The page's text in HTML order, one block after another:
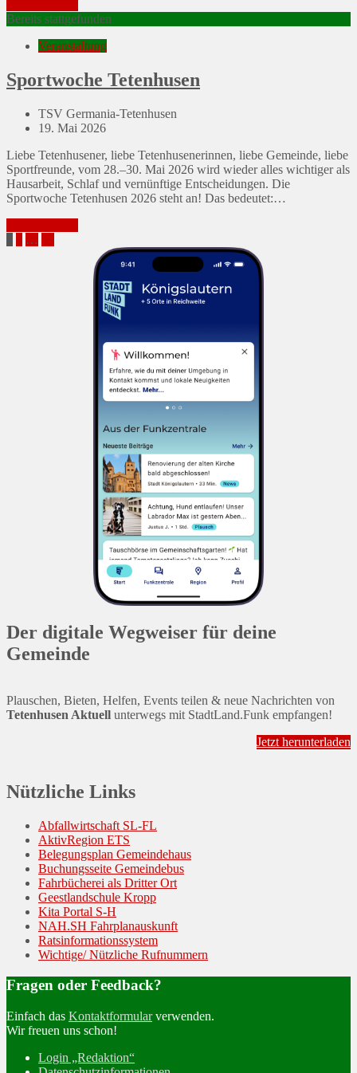
Bereits stattgefunden
Veranstaltung
Sportwoche Tetenhusen
TSV Germania-Tetenhusen
Posted
19. Mai 2026
Liebe Tetenhusener, liebe Tetenhusenerinnen, liebe Gemeinde, liebe
Sportfreunde, vom 28.–30. Mai 2026 wird wieder alles wichtiger als
Hausarbeit, Schlaf und vernünftige Entscheidungen. Die
Sportwoche Tetenhusen 2026 steht an! Das bedeutet:…
Seitennummerierung
…
Der digitale Wegweiser für deine
Gemeinde
Plauschen, Bieten, Helfen, Events teilen & neue Nachrichten von
Tetenhusen Aktuell unterwegs mit StadtLand.Funk empfangen!
Jetzt herunterladen
Nützliche Links
Abfallwirtschaft SL-FL
AktivRegion ETS
Belegungsplan Gemeindehaus
Buchungsseite Gemeindebus
Fahrbücherei als Dritter Ort
Geestlandschule Kropp
Kita Portal S-H
NAH.SH Fahrplanauskunft
Ratsinformationssystem
Wichtige/ Nützliche Rufnummern
Fragen oder Feedback?
Einfach das Kontaktformularverwenden.
Wir freuen uns schon!
Login „Redaktion“